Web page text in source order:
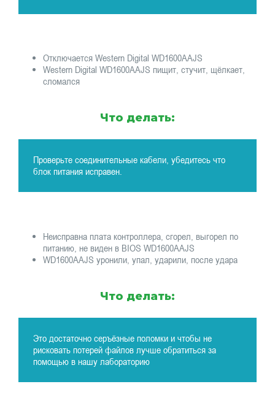
Отключается Western Digital WD1600AAJS
Western Digital WD1600AAJS пищит, стучит, щёлкает,
сломался
Что делать:
Проверьте соединительные кабели, убедитесь что
блок питания исправен.
Неисправна плата контроллера, сгорел, выгорел по
питанию, не виден в BIOS WD1600AAJS
WD1600AAJS уронили, упал, ударили, после удара
Что делать:
Это достаточно серъёзные поломки и чтобы не
рисковать потерей файлов лучше обратиться за
помощью в нашу лабораторию